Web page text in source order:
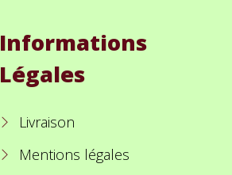
Informations
Légales
Livraison
Mentions légales